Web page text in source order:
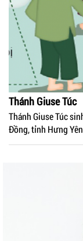
Thánh Giuse Túc
Thánh Giuse Túc
Đồng, tỉnh Hưng